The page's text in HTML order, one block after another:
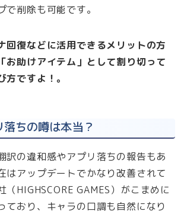
で削除も可能です。
回復などに活用できるメリットの方
お助けアイテム」として割り切って
ですよ！。
ちの噂は本当？
訳の違和感やアプリ落ちの報告もあ
はアップデートでかなり改善されて
（HIGHSCORE GAMES）がこまめに
ており、キャラの口調も自然になり